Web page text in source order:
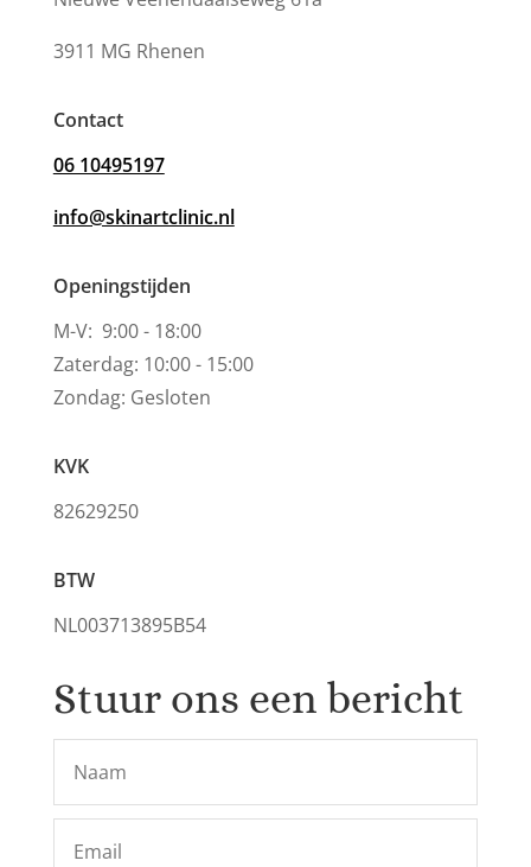
3911 MG Rhenen
Contact
06 10495197
info@skinartclinic.nl
Openingstijden
M-V: 9:00 - 18:00
Zaterdag: 10:00 - 15:00
Zondag: Gesloten
KVK
82629250
BTW
NL003713895B54
Stuur ons een bericht